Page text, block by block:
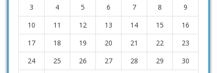
3
4 5 6 7 8
9
10
11 12 13 14 15
16
17
18 19 20 21 22
23
24
25 26 27 28 29
30